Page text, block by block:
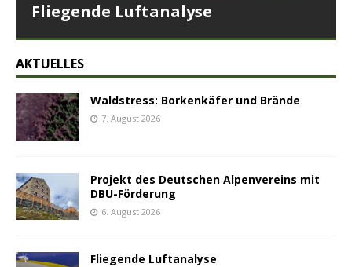
Fliegende Luftanalyse
AKTUELLES
Waldstress: Borkenkäfer und Brände
7. August 2026
Projekt des Deutschen Alpenvereins mit
DBU-Förderung
6. August 2026
Fliegende Luftanalyse